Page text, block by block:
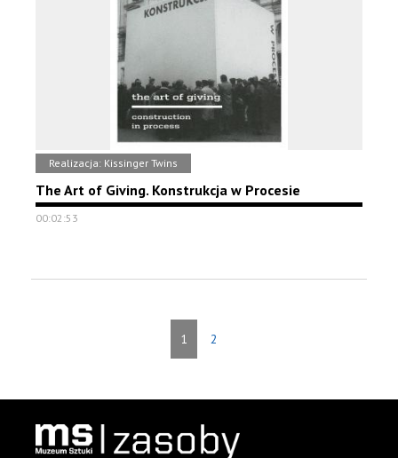
Realizacja: Kissinger Twins
The Art of Giving. Konstrukcja w Procesie
00:02:53
1 2